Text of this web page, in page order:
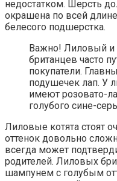
недостатком. Шерсть
окрашена по всей
белесого подшерстка.
Важно! Лиловый и
британцев часто
покупатели.
подушечек лап. У
имеют розовато-
голубого сине-
Лиловые котята стоят
оттенок довольно
всегда может
родителей. Лиловых
шампунем с голубым